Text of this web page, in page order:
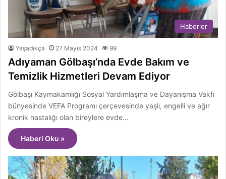
Haberler
Yaşadıkça 27 Mayıs 2024 99
Adıyaman Gölbaşı’nda Evde Bakım ve
Temizlik Hizmetleri Devam Ediyor
Gölbaşı Kaymakamlığı Sosyal Yardımlaşma ve Dayanışma Vakfı
bünyesinde VEFA Programı çerçevesinde yaşlı, engelli ve ağır
kronik hastalığı olan bireylere evde…
Haberi Oku »